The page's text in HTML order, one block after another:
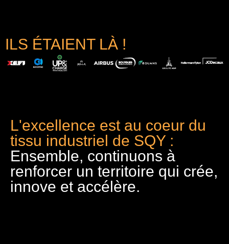
ILS ÉTAIENT LÀ !
L'excellence est au coeur du
tissu industriel de SQY :
Ensemble, continuons à
renforcer un territoire qui crée,
innove et accélère.